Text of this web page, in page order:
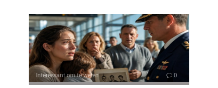
Interessant om te weten 0